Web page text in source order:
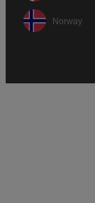
Norway